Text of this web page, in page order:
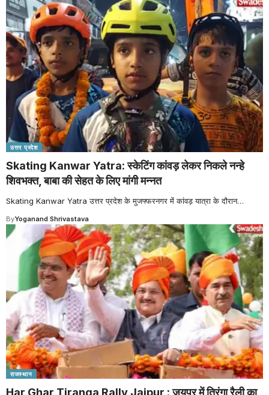
उत्तर प्रदेश
Skating Kanwar Yatra: स्केटिंग कांवड़ लेकर निकले नन्हे
शिवभक्त, बाबा की सेहत के लिए मांगी मन्नत
Skating Kanwar Yatra उत्तर प्रदेश के मुजफ्फरनगर में कांवड़ यात्रा के दौरान…
ByYoganand Shrivastava
राजस्थान
Har Ghar Tiranga Rally Jaipur : जयपुर में तिरंगा रैली का